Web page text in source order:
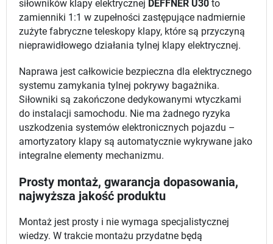
siłowników klapy elektrycznej DEFFNER U30 to
zamienniki 1:1 w zupełności zastępujące nadmiernie
zużyte fabryczne teleskopy klapy, które są przyczyną
nieprawidłowego działania tylnej klapy elektrycznej.
Naprawa jest całkowicie bezpieczna dla elektrycznego
systemu zamykania tylnej pokrywy bagażnika.
Siłowniki są zakończone dedykowanymi wtyczkami
do instalacji samochodu. Nie ma żadnego ryzyka
uszkodzenia systemów elektronicznych pojazdu –
amortyzatory klapy są automatycznie wykrywane jako
integralne elementy mechanizmu.
Prosty montaż, gwarancja dopasowania,
najwyższa jakość produktu
Montaż jest prosty i nie wymaga specjalistycznej
wiedzy. W trakcie montażu przydatne będą